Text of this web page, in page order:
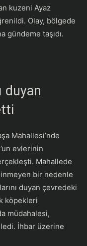
kuzeni Ayaz
Olay, bölgede
gündeme taşıdı.
duyan
Mahallesi’nde
evlerinin
Mahallede
bir nedenle
duyan çevredeki
köpekleri
müdahalesi,
İhbar üzerine